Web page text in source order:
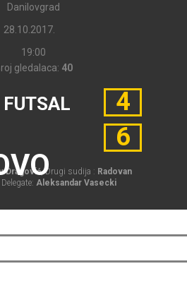
Danilovgrad
28.10.2017.
19:00
gledalaca: 40
4
6
Dragović, Drugi sudija : Radovan
Aleksandar Vasecki